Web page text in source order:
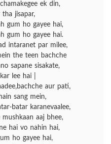
ek din,
jisapar,
gum ho gayee hai,
gum ho gayee hai.
intaranet par milee,
the teen bachche
sapane sisakate,
lee hai |
aur pati,
sang mein,
batar karanevaalee,
mushkaan aaj bhee,
hai vo nahin hai,
ho gayee hai,